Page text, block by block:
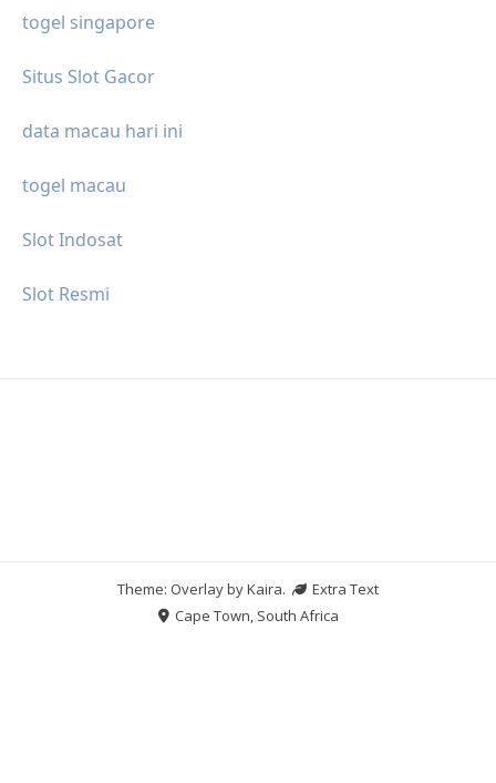
togel singapore
Situs Slot Gacor
data macau hari ini
togel macau
Slot Indosat
Slot Resmi
Theme: Overlay byKaira.
Extra Text
Cape Town, South Africa